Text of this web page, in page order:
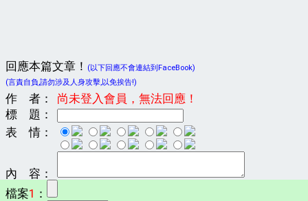
回應本篇文章！
(以下回應不會連結到FaceBook)
(言責自負,請勿涉及人身攻擊,以免挨告!)
作 者：
尚未登入會員，無法回應！
標 題：
表 情：
內 容：
檔案1 ：